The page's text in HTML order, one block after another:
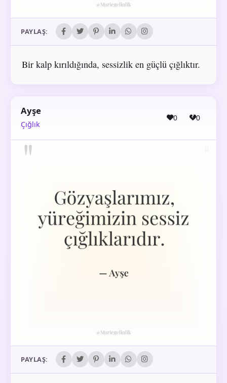
PAYLAŞ:
Bir kalp kırıldığında, sessizlik en güçlü çığlıktır.
Ayşe
Çığlık
0 0
PAYLAŞ: